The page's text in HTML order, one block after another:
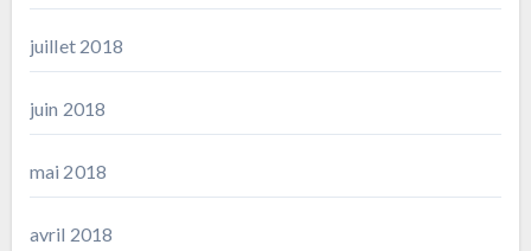
juillet 2018
juin 2018
mai 2018
avril 2018